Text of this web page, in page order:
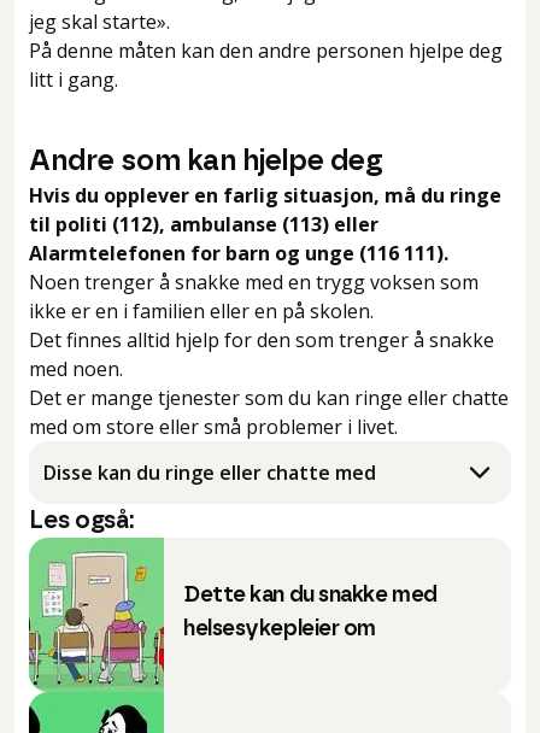
jeg skal starte».
På denne måten kan den andre personen hjelpe deg
litt i gang.
Andre som kan hjelpe deg
Hvis du opplever en farlig situasjon, må du ringe
til politi (112), ambulanse (113) eller
Alarmtelefonen for barn og unge (116 111).
Noen trenger å snakke med en trygg voksen som
ikke er en i familien eller en på skolen.
Det finnes alltid hjelp for den som trenger å snakke
med noen.
Det er mange tjenester som du kan ringe eller chatte
med om store eller små problemer i livet.
Disse kan du ringe eller chatte med
Les også:
Dette kan du snakke med
helsesykepleier om